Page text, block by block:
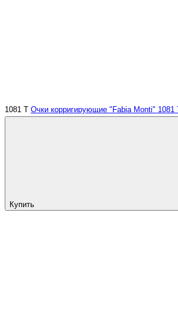
1081 Т Очки корригирующие "Fabia Monti" 1081 Т
Купить